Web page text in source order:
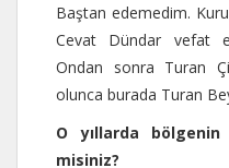
Baştan edemedim.
Cevat Dündar vefat
Ondan sonra Turan
olunca burada Turan
O yıllarda
misiniz?